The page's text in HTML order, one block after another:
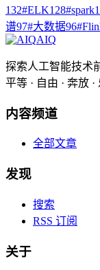
132#ELK128#spark
谱97#大数据96#
AIQ
探索人工智能技术
平等 · 自由 · 奔放 ·
内容频道
全部文章
发现
搜索
RSS 订阅
关于